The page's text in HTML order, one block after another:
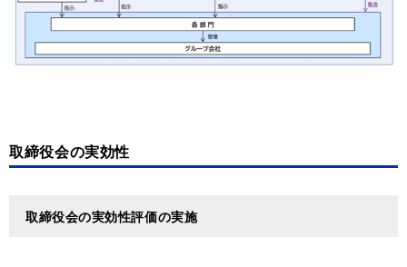
取締役会の実効性
取締役会の実効性評価の実施